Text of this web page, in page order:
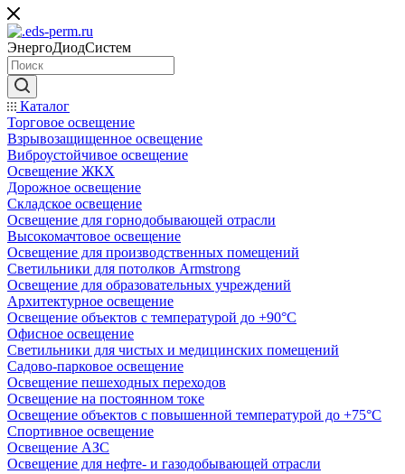
ЭнергоДиодСистем
Каталог
Торговое освещение
Взрывозащищенное освещение
Виброустойчивое освещение
Освещение ЖКХ
Дорожное освещение
Складское освещение
Освещение для горнодобывающей отрасли
Высокомачтовое освещение
Освещение для производственных помещений
Светильники для потолков Armstrong
Освещение для образовательных учреждений
Архитектурное освещение
Освещение объектов с температурой до +90°С
Офисное освещение
Светильники для чистых и медицинских помещений
Садово-парковое освещение
Освещение пешеходных переходов
Освещение на постоянном токе
Освещение объектов с повышенной температурой до +75°C
Спортивное освещение
Освещение АЗС
Освещение для нефте- и газодобывающей отрасли